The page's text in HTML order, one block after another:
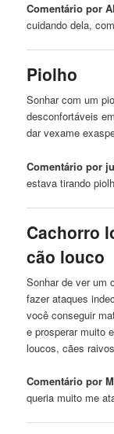
Comentário por
cuidando dela,
Piolho
Sonhar com um
desconfortáveis
dar vexame
Comentário por
estava tirando
Cachorro
cão louco
Sonhar de ver um
fazer ataques
você conseguir
e prosperar muito
loucos, cães
Comentário por
queria muito me